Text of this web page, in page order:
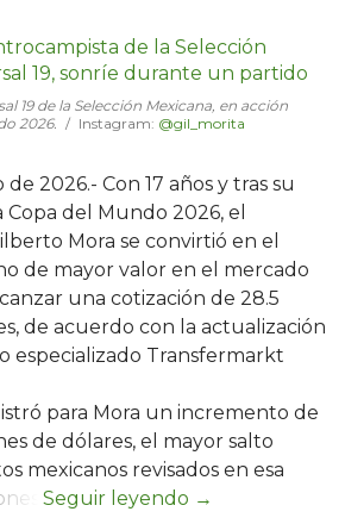
19 de la Selección Mexicana, en acción
2026.
Instagram: @gil_morita
2026.- Con 17 años y tras su
del Mundo 2026, el
Mora se convirtió en el
de mayor valor en el mercado
una cotización de 28.5
de acuerdo con la actualización
especializado Transfermarkt
para Mora un incremento de
de dólares, el mayor salto
mexicanos revisados en esa